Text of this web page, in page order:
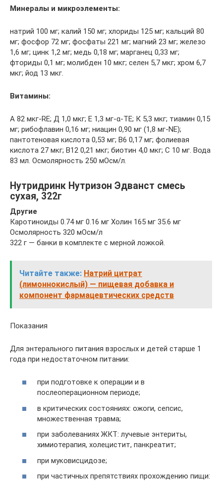
Минералы и микроэлементы:
натрий 100 мг; калий 150 мг; хлориды 125 мг; кальций 80
мг; фосфор 72 мг; фосфаты 221 мг; магний 23 мг; железо
1,6 мг; цинк 1,2 мг; медь 0,18 мг; марганец 0,33 мг;
фториды 0,1 мг; молибден 10 мкг; селен 5,7 мкг; хром 6,7
мкг; йод 13 мкг.
Витамины:
А 82 мкг-RE; Д 1,0 мкг; Е 1,3 мг-α-ТЕ; К 5,3 мкг; тиамин 0,15
мг; рибофлавин 0,16 мг; ниацин 0,90 мг (1,8 мг-NE);
пантотеновая кислота 0,53 мг; В6 0,17 мг; фолиевая
кислота 27 мкг; В12 0,21 мкг; биотин 4,0 мкг; С 10 мг. Вода
83 мл. Осмолярность 250 мОсм/л.
Нутридринк Нутризон Эдванст смесь
сухая, 322г
Другие
Каротиноиды 0.74 мг 0.16 мг Холин 165 мг 35.6 мг
Осмолярность 320 мОсм/л
322 г — банки в комплекте с мерной ложкой.
Читайте также: Натрий цитрат
(лимоннокислый) — пищевая добавка и
компонент фармацевтических средств
Показания
Для энтерального питания взрослых и детей старше 1
года при недостаточном питании:
при подготовке к операции и в
послеоперационном периоде;
в критических состояниях: ожоги, сепсис,
множественная травма;
при заболеваниях ЖКТ: лучевые энтериты,
химиотерапия, холецистит, панкреатит;
при муковисцидозе;
при частичных препятствиях прохождению пищи: